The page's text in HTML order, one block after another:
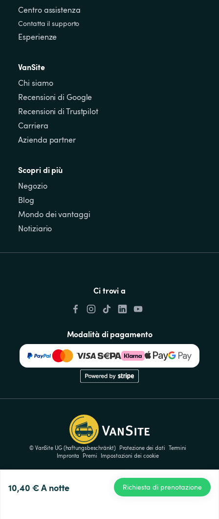
10,40 €A notte Richiesta di prenotazione
Centro assistenza
Contatta il supporto
Esperienze
VanSite
Chi siamo
Recensioni di Google
Recensioni di Trustpilot
Carriera
Azienda partner
Scopri di più
Negozio
Blog
Mondo dei vantaggi
Notiziario
Ci trovi a
Modalità di pagamento
© VanSite UG (haftungsbeschränkt) Protezione dei dati Termini
Impronta
Premi Impostazioni dei cookie